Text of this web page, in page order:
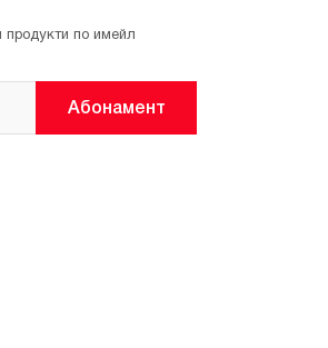
продукти по имейл
Абонамент